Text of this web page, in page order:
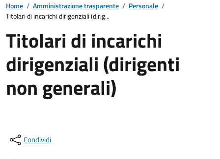
Home / Amministrazione trasparente / Personale /
Titolari di incarichi dirigenziali (dirig...
Titolari di incarichi
dirigenziali (dirigenti
non generali)
Condividi